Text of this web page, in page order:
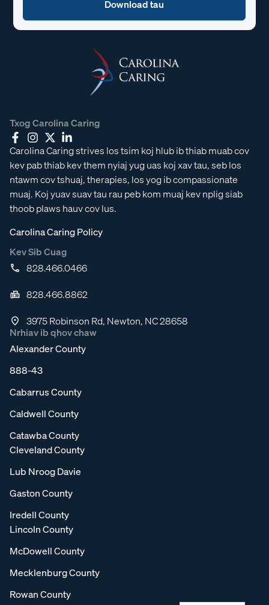
Txog Carolina Caring
Carolina Caring strives los tsim koj hlub ib thiab muab cov
kev pab thiab kev them nyiaj yug uas koj xav tau, seb los
ntawm cov tshuaj, therapies, los yog ib compassionate
muaj. Koj yuav suav tau rau peb kom muaj kev nplig siab
thoob plaws hauv cov lus.
Carolina Caring Policy
Kev Sib Cuag
828.466.0466
828.466.8862
3975 Robinson Rd, Newton, NC 28658
Nrhiav ib qhov chaw
Alexander County
888-43
Cabarrus County
Caldwell County
Catawba County
Cleveland County
Lub Nroog Davie
Gaston County
Iredell County
Lincoln County
McDowell County
Mecklenburg County
Rowan County